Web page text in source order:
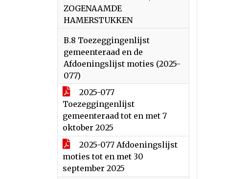
ZOGENAAMDE
HAMERSTUKKEN
B.8 Toezeggingenlijst
gemeenteraad en de
Afdoeningslijst moties (2025-
077)
2025-077
Toezeggingenlijst
gemeenteraad tot en met 7
oktober 2025
2025-077 Afdoeningslijst
moties tot en met 30
september 2025